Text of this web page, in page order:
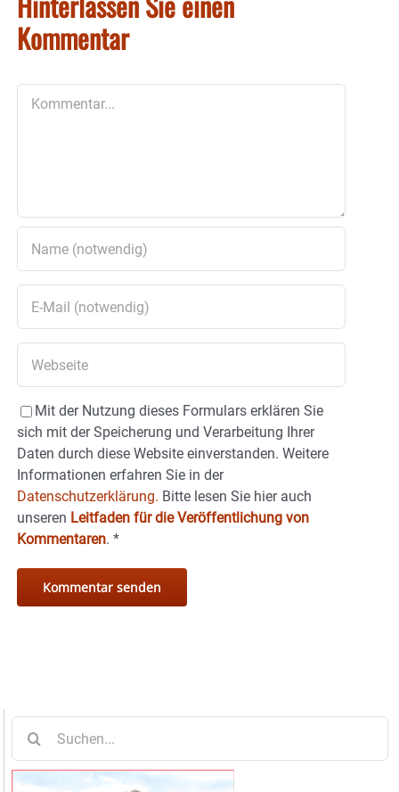
Kommentar
Mit der Nutzung dieses Formulars erklären Sie
sich mit der Speicherung und Verarbeitung Ihrer
Daten durch diese Website einverstanden. Weitere
Informationen erfahren Sie in der
Datenschutzerklärung. Bitte lesen Sie hier auch
unseren Leitfaden für die Veröffentlichung von
Kommentaren. *
nach: